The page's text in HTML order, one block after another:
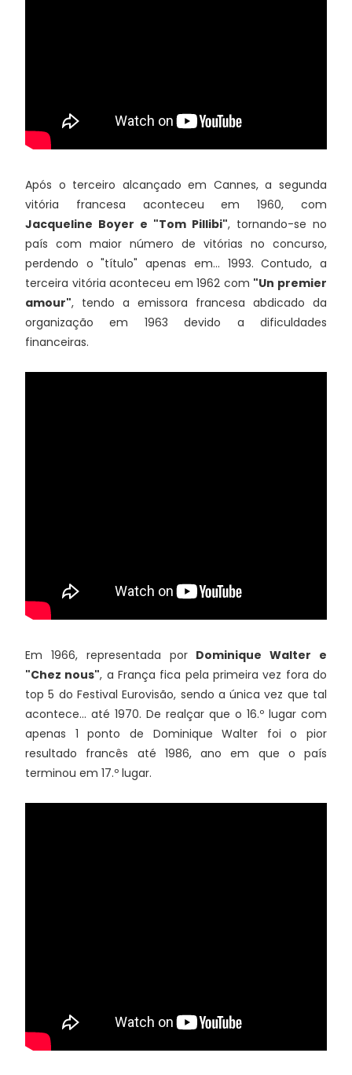
Após o terceiro alcançado em Cannes, a segunda
vitória francesa aconteceu em 1960, com
Jacqueline Boyer e "Tom Pillibi", tornando-se no
país com maior número de vitórias no concurso,
perdendo o "título" apenas em... 1993. Contudo, a
terceira vitória aconteceu em 1962 com "Un premier
amour", tendo a emissora francesa abdicado da
organização em 1963 devido a dificuldades
financeiras.
Em 1966, representada por Dominique Walter e
"Chez nous", a França fica pela primeira vez fora do
top 5 do Festival Eurovisão, sendo a única vez que tal
acontece... até 1970. De realçar que o 16.º lugar com
apenas 1 ponto de Dominique Walter foi o pior
resultado francês até 1986, ano em que o país
terminou em 17.º lugar.